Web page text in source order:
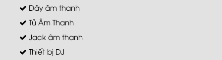
Dây âm thanh
Tủ Âm Thanh
Jack âm thanh
Thiết bị DJ